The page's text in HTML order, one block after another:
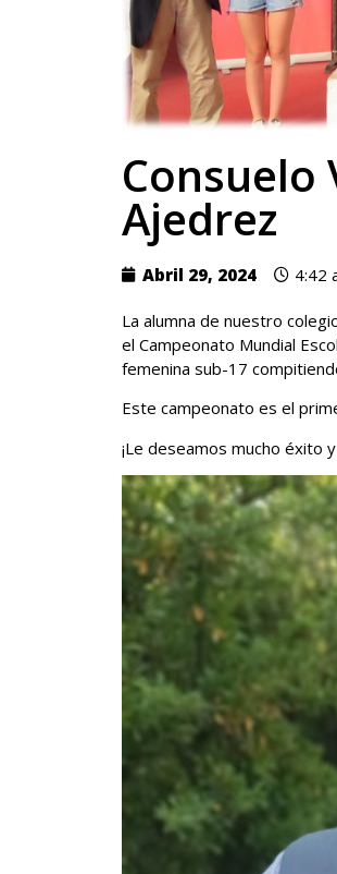
Consuelo
Ajedrez
Abril 29, 2024 4:42
La alumna de nuestro
el Campeonato Mundial
femenina sub-17
Este campeonato es el
¡Le deseamos mucho éxito